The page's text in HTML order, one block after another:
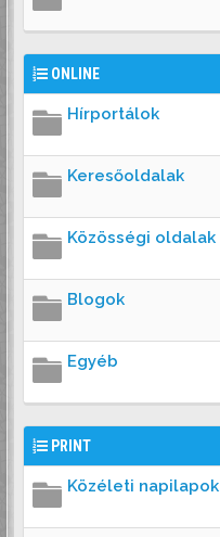
ONLINE
Hírportálok
Keresőoldalak
Közösségi oldalak
Blogok
Egyéb
PRINT
Közéleti napilapok